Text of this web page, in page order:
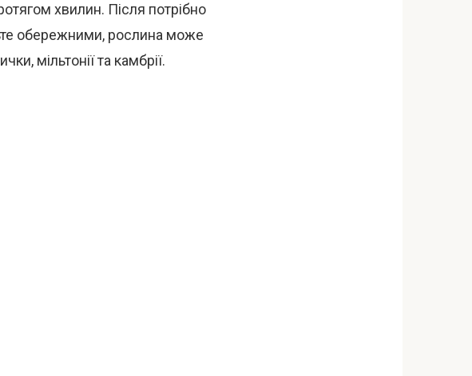
хвилин. Після потрібно
обережними, рослина може
мільтонії та камбрії.